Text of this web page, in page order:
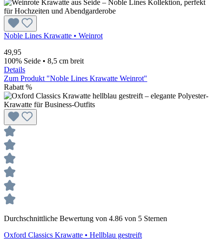
Noble Lines Krawatte • Weinrot
49,95
100% Seide • 8,5 cm breit
Details
Zum Produkt "Noble Lines Krawatte Weinrot"
Rabatt %
Durchschnittliche Bewertung von 4.86 von 5 Sternen
Oxford Classics Krawatte • Hellblau gestreift